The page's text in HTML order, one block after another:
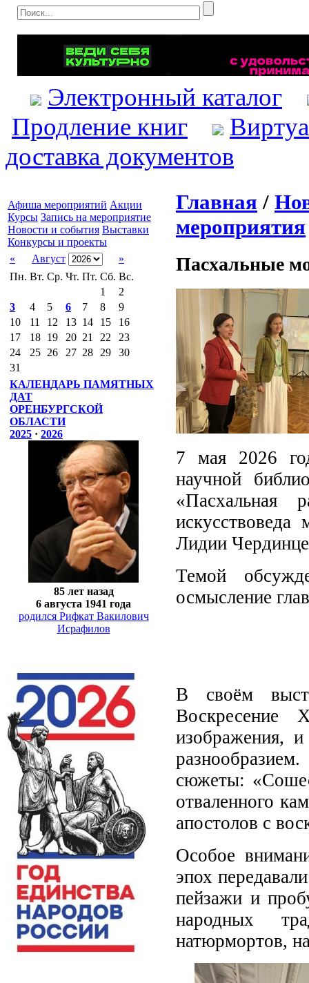
Электронный каталог
Продление книг
доставка документов
Афиша мероприятий Акции
Курсы Запись на мероприятие
Новости и события Выставки
Конкурсы и проекты
«
Август
»
Пн. Вт. Ср. Чт. Пт. Сб. Вс.
1
2
3
4 5 6 7 8
9
10
11 12 13 14 15
16
17
18 19 20 21 22
23
24
25 26 27 28 29
30
31
КАЛЕНДАРЬ ПАМЯТНЫХ
ДАТ
ОРЕНБУРГСКОЙ
ОБЛАСТИ
2025 · 2026
85 лет назад
6 августа 1941 года
родился Рифкат Вакилович
Исрафилов
Главная /
мероприятия
Пасхальные
7 мая 2026
научной
«Пасхальная
искусствоведа
Лидии
Темой
осмысление
В своём
Воскресение
изображения,
сюжеты:
отваленного
апостолов с
Особое
эпох
пейзажи и
народных
натюрмортов,